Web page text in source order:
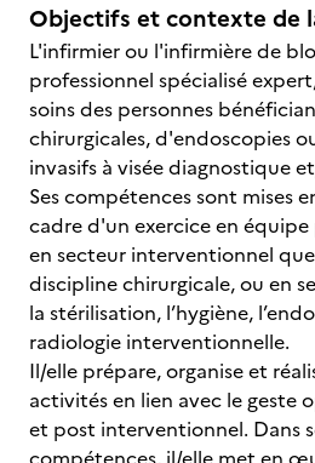
Objectifs et contexte de
L'infirmier ou l'infirmière de
professionnel spécialisé
soins des personnes
chirurgicales, d'endoscopies
invasifs à visée diagnostique
Ses compétences sont mises
cadre d'un exercice en
en secteur interventionnel
discipline chirurgicale, ou en
la stérilisation, l’hygiène,
radiologie interventionnelle.
Il/elle prépare, organise et
activités en lien avec le geste
et post interventionnel. Dans